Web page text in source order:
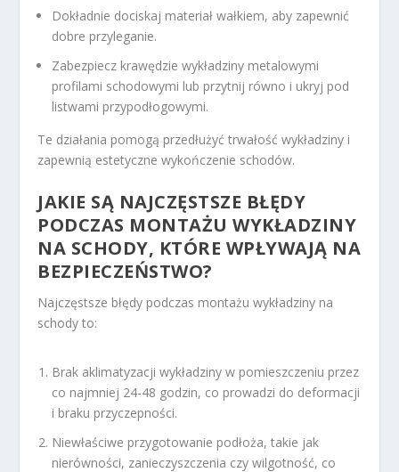
Dokładnie dociskaj materiał wałkiem, aby zapewnić
dobre przyleganie.
Zabezpiecz krawędzie wykładziny metalowymi
profilami schodowymi lub przytnij równo i ukryj pod
listwami przypodłogowymi.
Te działania pomogą przedłużyć trwałość wykładziny i
zapewnią estetyczne wykończenie schodów.
JAKIE SĄ NAJCZĘSTSZE BŁĘDY
PODCZAS MONTAŻU WYKŁADZINY
NA SCHODY, KTÓRE WPŁYWAJĄ NA
BEZPIECZEŃSTWO?
Najczęstsze błędy podczas montażu wykładziny na
schody to:
Brak aklimatyzacji wykładziny w pomieszczeniu przez
co najmniej 24-48 godzin, co prowadzi do deformacji
i braku przyczepności.
Niewłaściwe przygotowanie podłoża, takie jak
nierówności, zanieczyszczenia czy wilgotność, co